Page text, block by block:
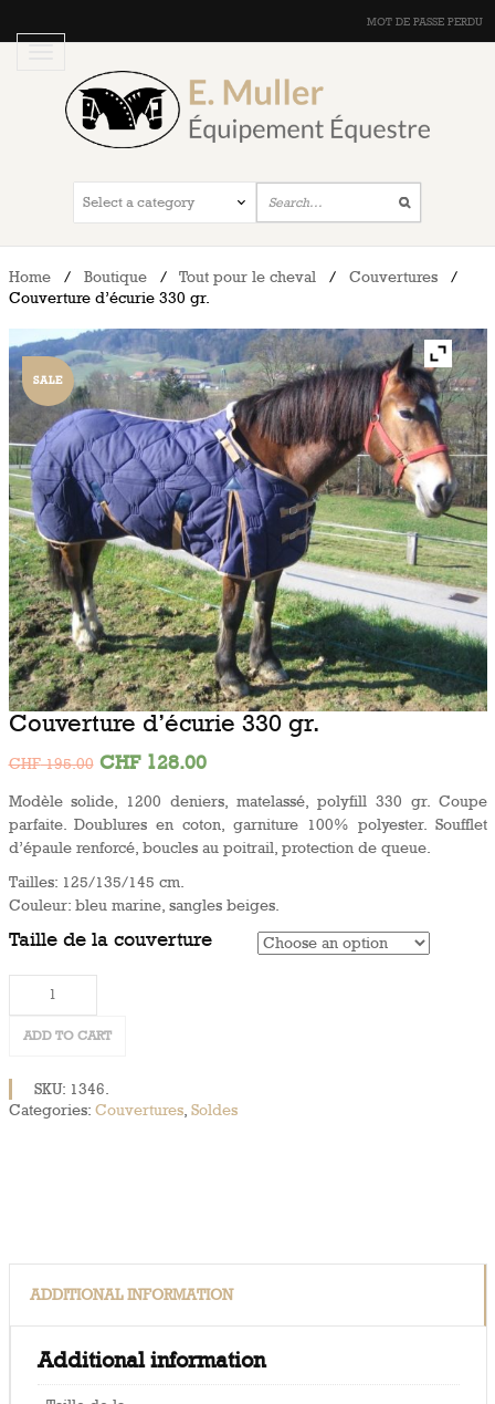
MOT DE PASSE PERDU
Home / Boutique / Tout pour le cheval / Couvertures
/
Couverture d’écurie 330 gr.
SALE
Couverture d’écurie 330 gr.
CHF195.00 CHF128.00
Modèle solide, 1200 deniers, matelassé, polyfill 330 gr. Coupe
parfaite. Doublures en coton, garniture 100% polyester. Soufflet
d’épaule renforcé, boucles au poitrail, protection de queue.
Tailles: 125/135/145 cm.
Couleur: bleu marine, sangles beiges.
Taille de la couverture
Couverture
d'écurie
330
quantity
ADD TO CART
SKU: 1346.
Categories: Couvertures, Soldes
ADDITIONAL INFORMATION
Additional information